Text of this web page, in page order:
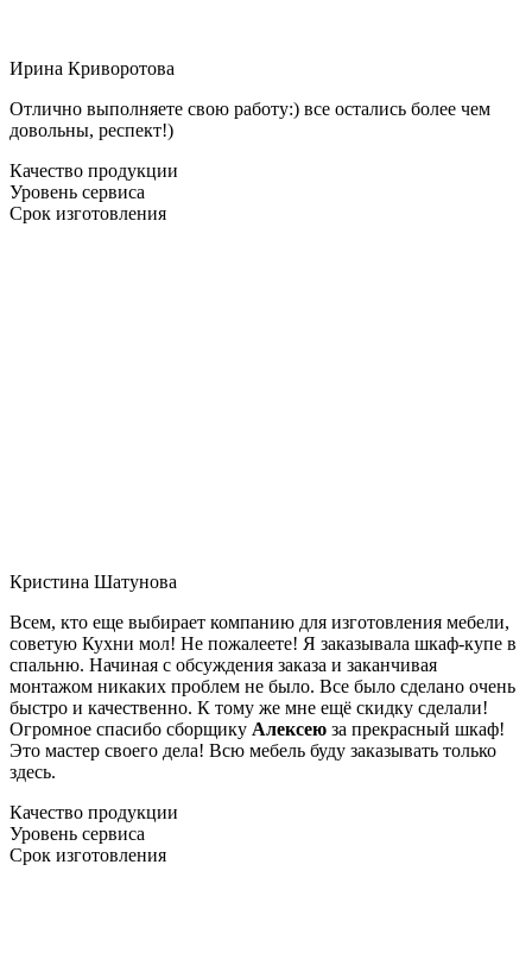
Ирина Криворотова
Отлично выполняете свою работу:) все остались более чем
довольны, респект!)
Качество продукции
Уровень сервиса
Срок изготовления
Кристина Шатунова
Всем, кто еще выбирает компанию для изготовления мебели,
советую Кухни мол! Не пожалеете! Я заказывала шкаф-купе в
спальню. Начиная с обсуждения заказа и заканчивая
монтажом никаких проблем не было. Все было сделано очень
быстро и качественно. К тому же мне ещё скидку сделали!
Огромное спасибо сборщику Алексею за прекрасный шкаф!
Это мастер своего дела! Всю мебель буду заказывать только
здесь.
Качество продукции
Уровень сервиса
Срок изготовления